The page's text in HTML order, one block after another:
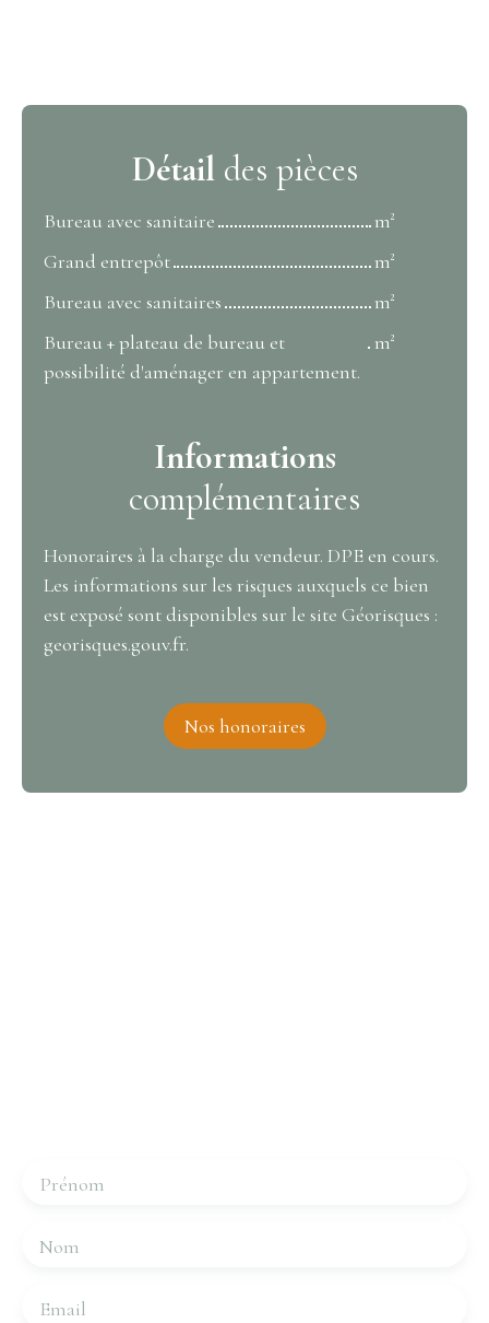
Détaildes pièces
Bureau avec sanitaire
m²
Grand entrepôt
m²
Bureau avec sanitaires
m²
Bureau + plateau de bureau et
possibilité d'aménager en appartement.
m²
Informations
complémentaires
Honoraires à la charge du vendeur. DPE en cours.
Les informations sur les risques auxquels ce bien
est exposé sont disponibles sur le site Géorisques :
georisques.gouv.fr.
Nos honoraires
Prénom
Nom
Email